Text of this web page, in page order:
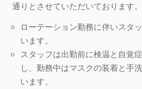
通りとさせていただいております。
ローテーション勤務に伴いスタ
います。
スタッフは出勤前に検温と自覚
し、勤務中はマスクの装着と手
います。